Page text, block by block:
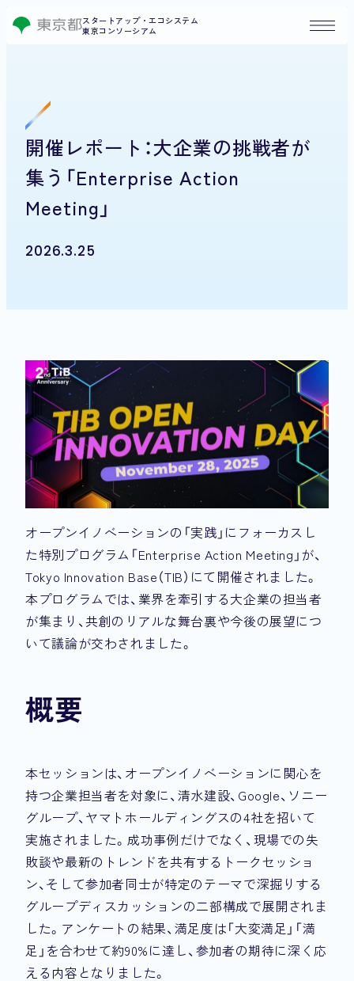
スタートアップ・エコシステム
東京コンソーシアム
開催レポート：大企業の挑戦者が
集う「Enterprise Action
Meeting」
2026.3.25
オープンイノベーションの「実践」にフォーカスし
た特別プログラム「Enterprise Action Meeting」が、
Tokyo Innovation Base（TIB）にて開催されました。
本プログラムでは、業界を牽引する大企業の担当者
が集まり、共創のリアルな舞台裏や今後の展望につ
いて議論が交わされました。
概要
本セッションは、オープンイノベーションに関心を
持つ企業担当者を対象に、清水建設、Google、ソニー
グループ、ヤマトホールディングスの4社を招いて
実施されました。成功事例だけでなく、現場での失
敗談や最新のトレンドを共有するトークセッショ
ン、そして参加者同士が特定のテーマで深掘りする
グループディスカッションの二部構成で展開されま
した。アンケートの結果、満足度は「大変満足」「満
足」を合わせて約90%に達し、参加者の期待に深く応
える内容となりました。